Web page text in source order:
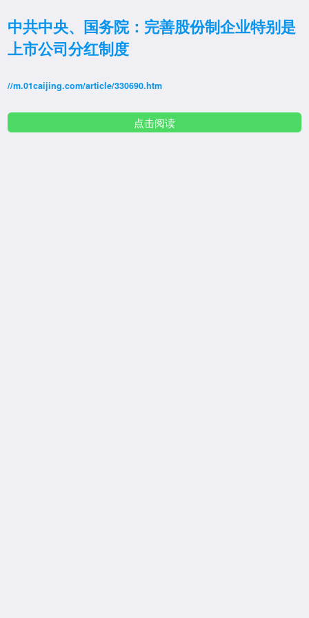
中共中央、国务院：完善股份制企业特别是
上市公司分红制度
//m.01caijing.com/article/330690.htm
点击阅读